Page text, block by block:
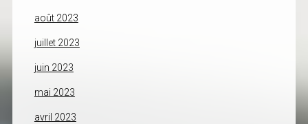
août 2023
juillet 2023
juin 2023
mai 2023
avril 2023